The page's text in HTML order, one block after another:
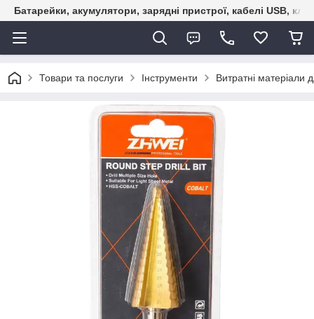
Батарейки, акумулятори, зарядні пристрої, кабелі USB,
Товари та послуги Інструменти Витратні матеріали